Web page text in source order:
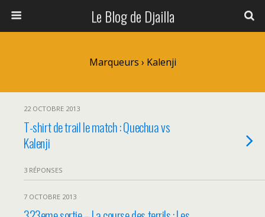
Le Blog de Djailla
Marqueurs › Kalenji
22 OCTOBRE 2013
T-shirt de trail le match : Quechua vs
Kalenji
3 RÉPONSES
7 OCTOBRE 2013